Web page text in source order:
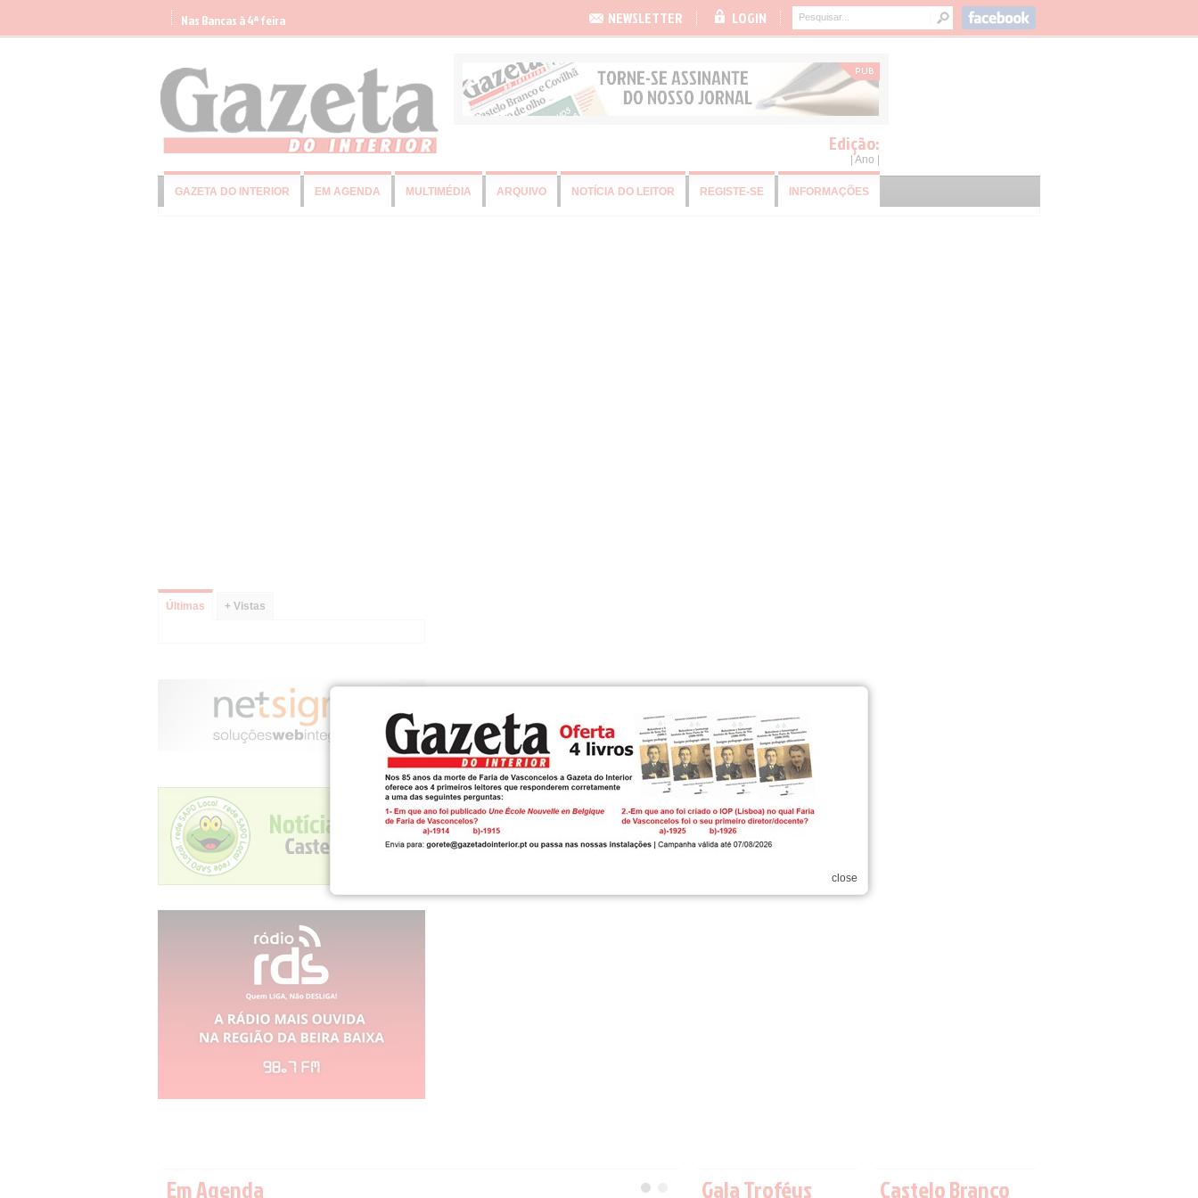
close
Nas Bancas à 4ª feira NEWSLETTER LOGIN
Edição:
| Ano |
GAZETA DO INTERIOR EM AGENDA MULTIMÉDIA ARQUIVO NOTÍCIA DO LEITOR REGISTE-SE INFORMAÇÕES
Últimas + Vistas
Em Agenda Gala Troféus Castelo Branco